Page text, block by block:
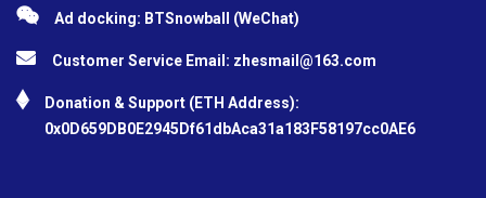
Ad docking: BTSnowball (WeChat)
Customer Service Email: zhesmail@163.com
Donation & Support (ETH Address):
0x0D659DB0E2945Df61dbAca31a183F58197cc0AE6